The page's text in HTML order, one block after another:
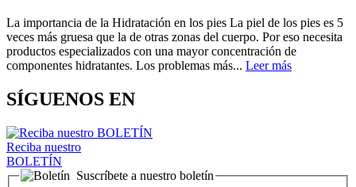
La importancia de la Hidratación en los pies La piel de los pies es 5
veces más gruesa que la de otras zonas del cuerpo. Por eso necesita
productos especializados con una mayor concentración de
componentes hidratantes. Los problemas más... Leer más
SÍGUENOS EN
Reciba nuestro
BOLETÍN
Suscríbete a nuestro boletín